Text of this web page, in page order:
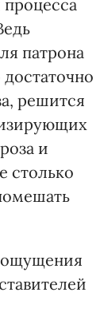
процесса
патрона
решится
и
столько
ощущения